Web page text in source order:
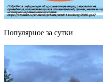
Популярное за сутки